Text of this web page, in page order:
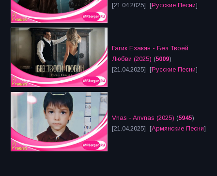
[21.04.2025] [Русские Песни]
Гагик Езакян - Без Твоей
Любви (2025) (5009)
[21.04.2025] [Русские Песни]
Vnas - Anvnas (2025) (5945)
[21.04.2025] [Армянские Песни]